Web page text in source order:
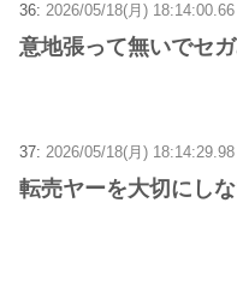
36: 2026/05/18(月)
意地張って無いでセ
37: 2026/05/18(月)
転売ヤーを大切にし